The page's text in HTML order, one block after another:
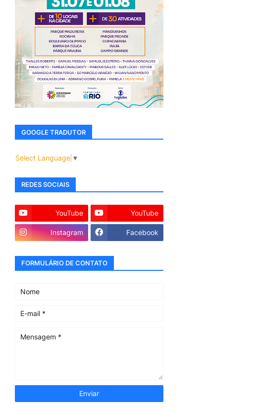
GOOGLE TRADUTOR
Select Language ▼
REDES SOCIAIS
YouTube YouTube
Instagram Facebook
FORMULÁRIO DE CONTATO